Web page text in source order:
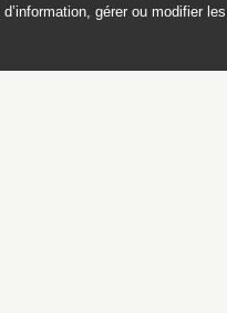
gérer ou modifier